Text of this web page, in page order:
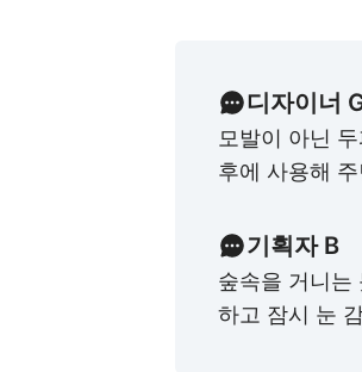
디자이너
모발이 아닌
후에 사용해
기획자 B
숲속을 거니는
하고 잠시 눈